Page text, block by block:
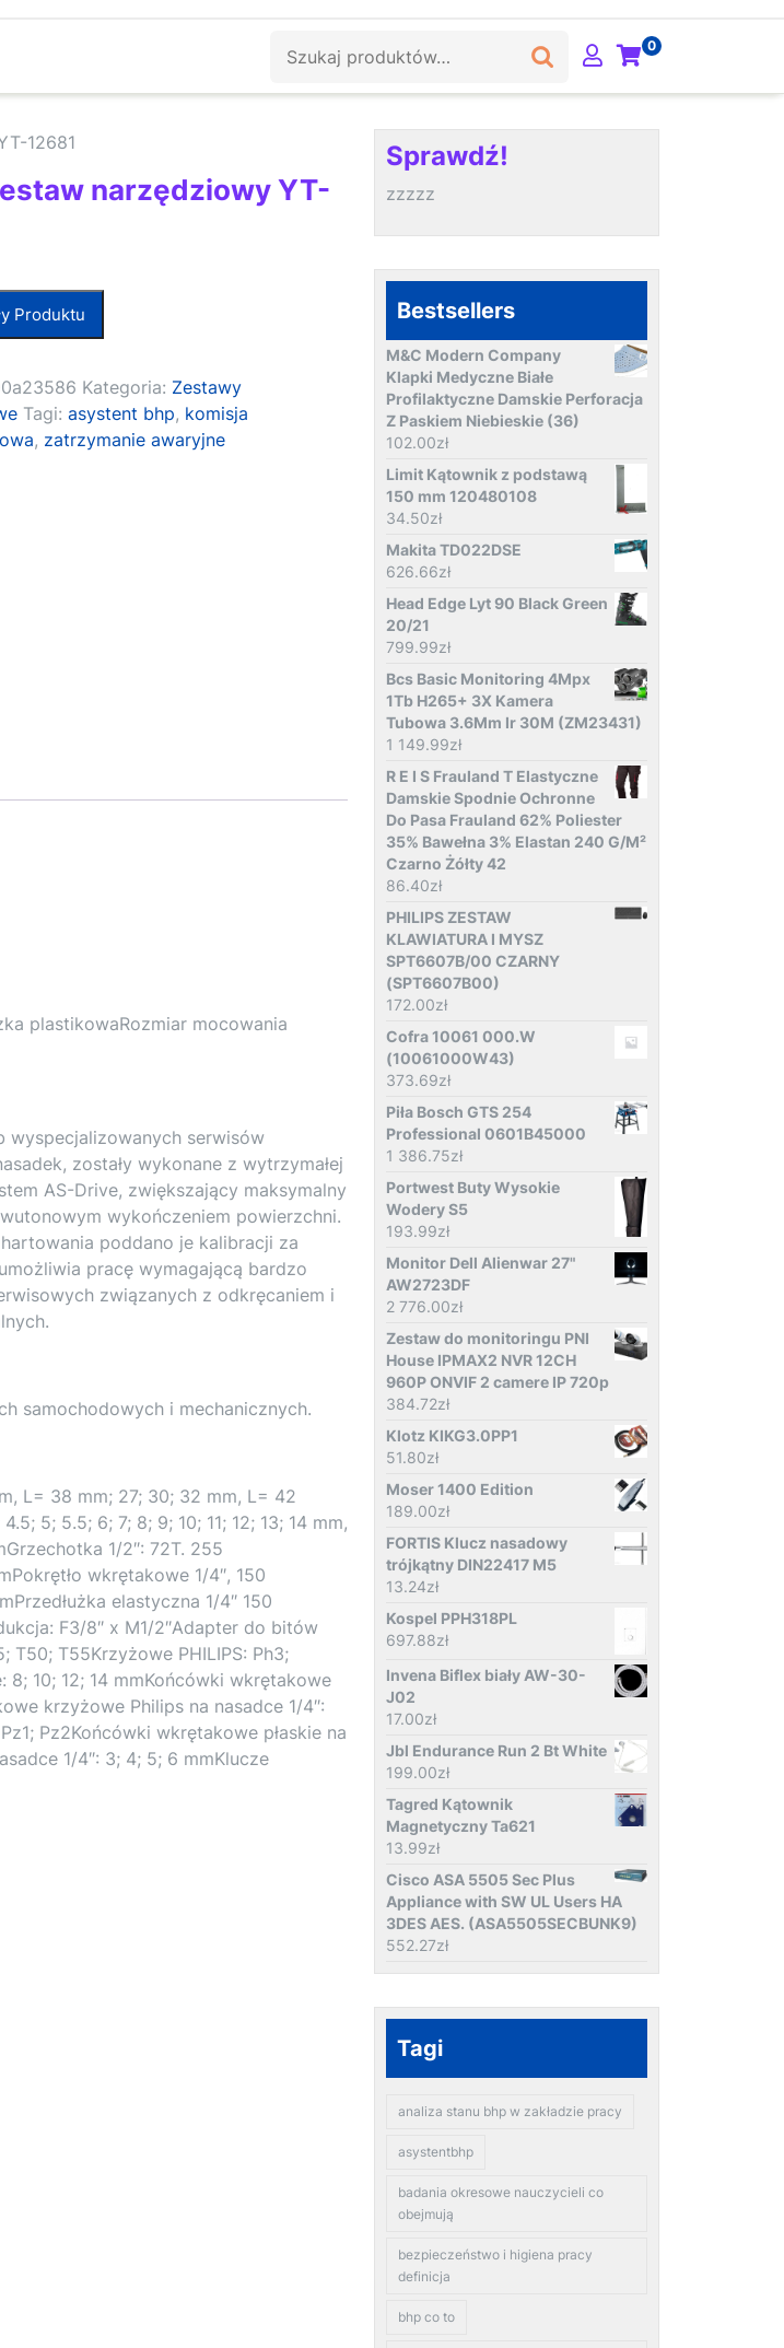
0
12681
narzędziowy YT-
Produktu
Kategoria: Zestawy
Tagi:asystent bhp, komisja
, zatrzymanie awaryjne
plastikowaRozmiar mocowania
wyspecjalizowanych serwisów
zostały wykonane z wytrzymałej
AS-Drive, zwiększający maksymalny
wykończeniem powierzchni.
poddano je kalibracji za
pracę wymagającą bardzo
związanych z odkręcaniem i
samochodowych i mechanicznych.
L= 38 mm; 27; 30; 32 mm, L= 42
5; 5.5; 6; 7; 8; 9; 10; 11; 12; 13; 14 mm,
1/2″: 72T. 255
wkrętakowe 1/4″, 150
elastyczna 1/4″ 150
F3/8″ x M1/2″Adapter do bitów
T50; T55Krzyżowe PHILIPS: Ph3;
8; 10; 12; 14 mmKońcówki wkrętakowe
krzyżowe Philips na nasadce 1/4″:
Pz2Końcówki wkrętakowe płaskie na
1/4″: 3; 4; 5; 6 mmKlucze
Sprawdź!
zzzzz
Bestsellers
M&C Modern Company
Klapki Medyczne Białe
Profilaktyczne Damskie Perforacja
Z Paskiem Niebieskie (36)
102.00zł
Limit Kątownik z podstawą
150 mm 120480108
34.50zł
Makita TD022DSE
626.66zł
Head Edge Lyt 90 Black Green
20/21
799.99zł
Bcs Basic Monitoring 4Mpx
1Tb H265+ 3X Kamera
Tubowa 3.6Mm Ir 30M (ZM23431)
1 149.99zł
R E I S Frauland T Elastyczne
Damskie Spodnie Ochronne
Do Pasa Frauland 62% Poliester
35% Bawełna 3% Elastan 240 G/M²
Czarno Żółty 42
86.40zł
PHILIPS ZESTAW
KLAWIATURA I MYSZ
SPT6607B/00 CZARNY
(SPT6607B00)
172.00zł
Cofra 10061 000.W
(10061000W43)
373.69zł
Piła Bosch GTS 254
Professional 0601B45000
1 386.75zł
Portwest Buty Wysokie
Wodery S5
193.99zł
Monitor Dell Alienwar 27"
AW2723DF
2 776.00zł
Zestaw do monitoringu PNI
House IPMAX2 NVR 12CH
960P ONVIF 2 camere IP 720p
384.72zł
Klotz KIKG3.0PP1
51.80zł
Moser 1400 Edition
189.00zł
FORTIS Klucz nasadowy
trójkątny DIN22417 M5
13.24zł
Kospel PPH318PL
697.88zł
Invena Biflex biały AW-30-
J02
17.00zł
Jbl Endurance Run 2 Bt White
199.00zł
Tagred Kątownik
Magnetyczny Ta621
13.99zł
Cisco ASA 5505 Sec Plus
Appliance with SW UL Users HA
3DES AES. (ASA5505SECBUNK9)
552.27zł
Tagi
analiza stanu bhp w zakładzie pracy
asystentbhp
badania okresowe nauczycieli co
obejmują
bezpieczeństwo i higiena pracy
definicja
bhp co to